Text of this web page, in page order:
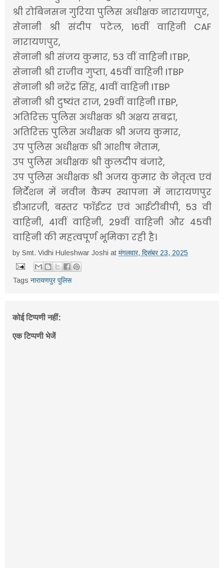
श्री रोबिनसन गुरिया पुलिस अधीक्षक नारायणपुर,
सेनानी श्री संदीप पटेल, 16वीं वाहिनी CAF
नारायणपुर,
सेनानी श्री संजय कुमार, 53 वीं वाहिनी ITBP,
सेनानी श्री राजीव गुप्ता, 45वीं वाहिनी ITBP
सेनानी श्री नरेंद्र सिंह, 41वीं वाहिनी ITBP
सेनानी श्री दुष्यंत राज, 29वीं वाहिनी ITBP,
अतिरिक्त पुलिस अधीक्षक श्री अक्षय सबद्रा,
अतिरिक्त पुलिस अधीक्षक श्री अजय कुमार,
उप पुलिस अधीक्षक श्री आशीष नेताम,
उप पुलिस अधीक्षक श्री कुलदीप बंजारे,
उप पुलिस अधीक्षक श्री अजय कुमार के नेतृत्व एवं
निर्देशन में नवीन कैम्प स्थापना में नारायणपुर
डीआरजी, बस्तर फॉईटर एवं आईटीबीपी, 53 वी
वाहिनी, 41वीं वाहिनी, 29वीं वाहिनी और 45वीं
वाहिनी की महत्वपूर्ण भूमिका रही है।
by Smt. Vidhi Huleshwar Joshi at मंगलवार, दिसंबर 23, 2025
Tags नारायणपुर पुलिस
कोई टिप्पणी नहीं:
एक टिप्पणी भेजें